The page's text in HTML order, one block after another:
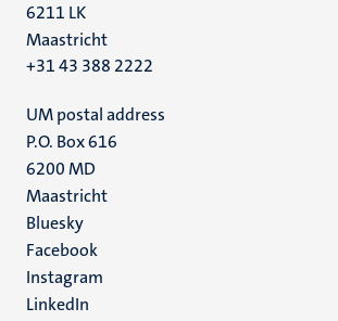
6211 LK
Maastricht
+31 43 388 2222
UM postal address
P.O. Box 616
6200 MD
Maastricht
Social
media
Bluesky
Facebook
Instagram
LinkedIn